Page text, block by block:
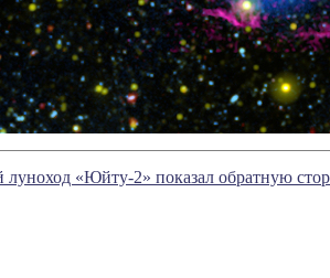
луноход «Юйту-2» показал обратную